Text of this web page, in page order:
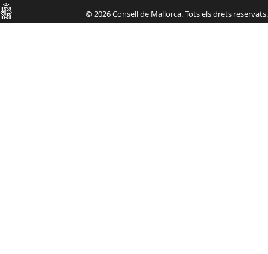
Consell
© 2026 Consell de Mallorca. Tots els drets reservats.